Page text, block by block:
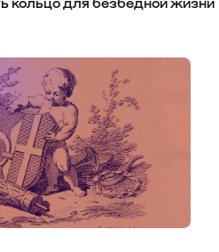
кольцо для безбедной жизни